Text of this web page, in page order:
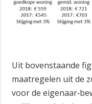
Uit bovenstaande
maatregelen uit de
voor de